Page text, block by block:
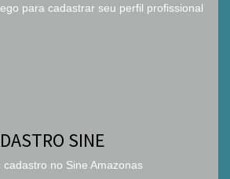
para cadastrar seu perfil profissional
SINE
cadastro no Sine Amazonas